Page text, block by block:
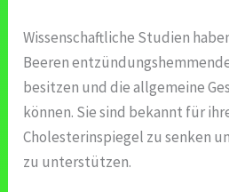
Wissenschaftliche Studien
Beeren
besitzen und die allgemeine
können. Sie sind bekannt für
Cholesterinspiegel zu senken
zu unterstützen.